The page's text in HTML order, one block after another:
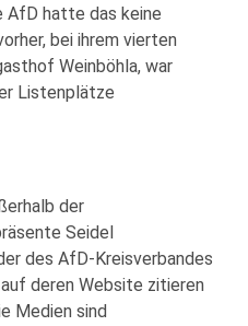
AfD hatte das keine
bei ihrem vierten
Weinböhla, war
Listenplätze
der
Seidel
des AfD-Kreisverbandes
deren Website zitieren
Medien sind